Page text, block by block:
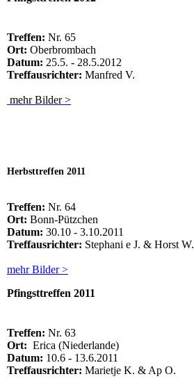
Treffen: Nr. 65
Ort: Oberbrombach
Datum: 25.5. - 28.5.2012
Treffausrichter: Manfred V.
mehr Bilder >
Herbsttreffen 2011
Treffen: Nr. 64
Ort: Bonn-Pützchen
Datum: 30.10 - 3.10.2011
Treffausrichter: Stephani e J. & Horst W.
mehr Bilder >
Pfingsttreffen 2011
Treffen: Nr. 63
Ort: Erica (Niederlande)
Datum: 10.6 - 13.6.2011
Treffausrichter: Marietje K. & Ap O.